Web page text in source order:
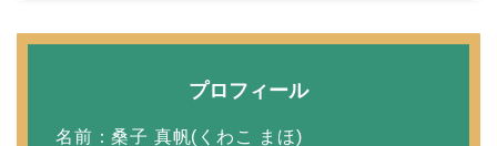
田村淳と嫁・香那の結婚
馴れ初めは友人の紹介！
プロフィール
名前：桑子 真帆(くわこ まほ)